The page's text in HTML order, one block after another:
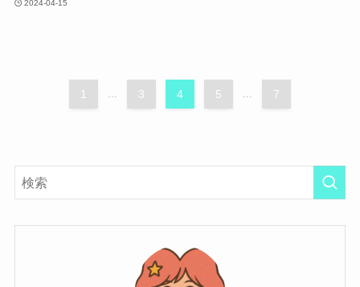
2024-04-15
1 ... 3 4 5 ... 7